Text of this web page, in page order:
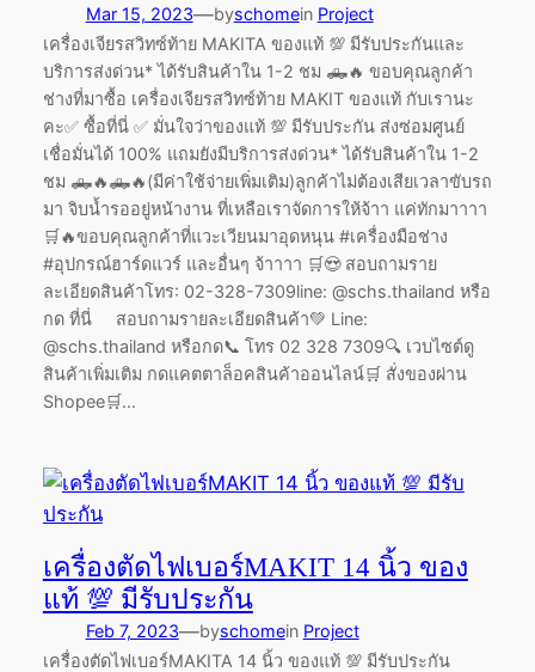
Mar 15, 2023—byschomein Project
เครื่องเจียรสวิทซ์ท้าย MAKITA ของแท้ 💯 มีรับประกันและ
บริการส่งด่วน* ได้รับสินค้าใน 1-2 ชม 🛻🔥 ขอบคุณลูกค้า
ช่างที่มาซื้อ เครื่องเจียรสวิทซ์ท้าย MAKIT ของแท้ กับเรานะ
คะ✅ ซื้อที่นี่ ✅ มั่นใจว่าของแท้ 💯 มีรับประกัน ส่งซ่อมศูนย์
เชื่อมั่นได้ 100% แถมยังมีบริการส่งด่วน* ได้รับสินค้าใน 1-2
ชม 🛻🔥🛻🔥(มีค่าใช้จ่ายเพิ่มเติม)ลูกค้าไม่ต้องเสียเวลาขับรถ
มา จิบน้ำรออยู่หน้างาน ที่เหลือเราจัดการให้จ้าา แค่ทักมาาาา
🛒🔥ขอบคุณลูกค้าที่แวะเวียนมาอุดหนุน #เครื่องมือช่าง
#อุปกรณ์ฮาร์ดแวร์ และอื่นๆ จ้าาาา 🛒😍 สอบถามราย
ละเอียดสินค้าโทร: 02-328-7309line: @schs.thailand หรือ
กด ที่นี่ สอบถามรายละเอียดสินค้า💚 Line:
@schs.thailand หรือกด📞 โทร 02 328 7309🔍 เวบไซต์ดู
สินค้าเพิ่มเติม กดแคตตาล็อคสินค้าออนไลน์🛒 สั่งของผ่าน
Shopee🛒…
เครื่องตัดไฟเบอร์MAKIT 14 นิ้ว ของ
แท้ 💯 มีรับประกัน
Feb 7, 2023—byschomein Project
เครื่องตัดไฟเบอร์MAKITA 14 นิ้ว ของแท้ 💯 มีรับประกัน